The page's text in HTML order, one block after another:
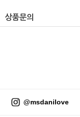
상품문의
@msdanilove